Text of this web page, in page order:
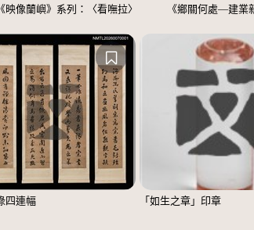
《映像蘭嶼》系列：〈看嘸拉〉
四連幅 「如生之章」印章